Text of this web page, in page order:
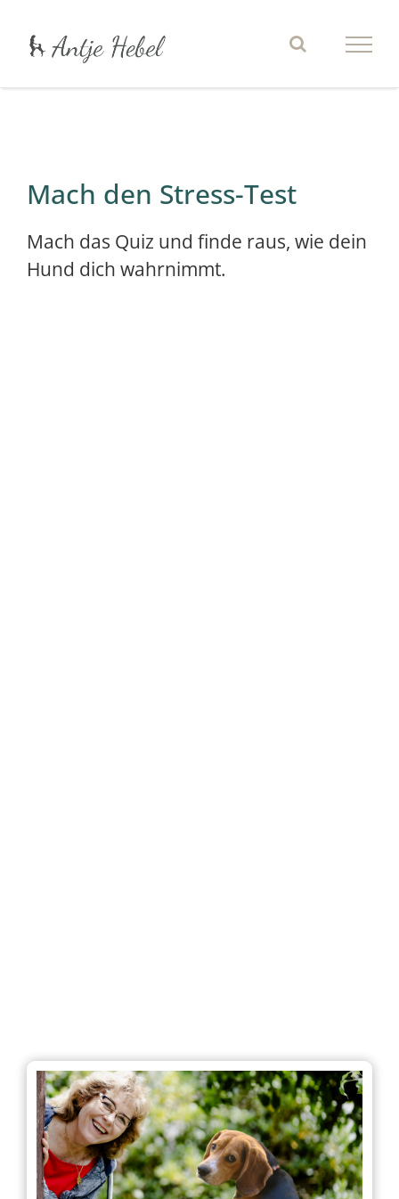
Inhalt
Mach den Stress-Test
Mach das Quiz und finde raus, wie dein
Hund dich wahrnimmt.